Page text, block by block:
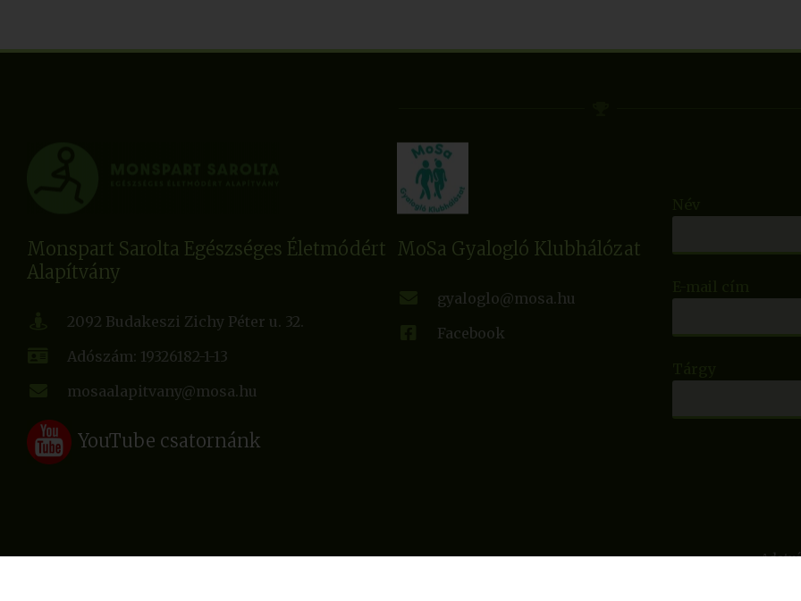
Monspart Sarolta Egészséges Életmódért
Alapítvány
2092 Budakeszi Zichy Péter u. 32.
Adószám: 19326182-1-13
mosaalapitvany@mosa.hu
YouTube csatornánk
MoSa Gyalogló Klubhálózat
gyaloglo@mosa.hu
Facebook